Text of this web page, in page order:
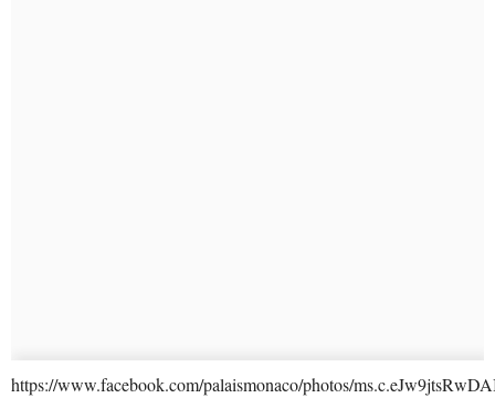
https://www.facebook.com/palaismonaco/photos/